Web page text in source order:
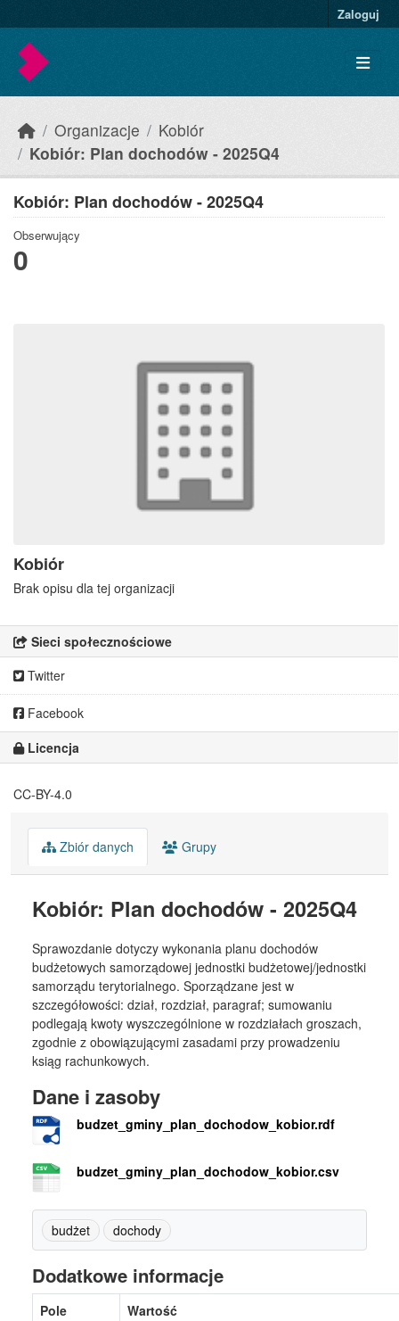
Zaloguj
Organizacje
Kobiór
Kobiór: Plan dochodów - 2025Q4
Kobiór: Plan dochodów - 2025Q4
Obserwujący
0
Kobiór
Brak opisu dla tej organizacji
Sieci społecznościowe
Twitter
Facebook
Licencja
CC-BY-4.0
Zbiór danych Grupy
Kobiór: Plan dochodów - 2025Q4
Sprawozdanie dotyczy wykonania planu dochodów
budżetowych samorządowej jednostki budżetowej/jednostki
samorządu terytorialnego. Sporządzane jest w
szczegółowości: dział, rozdział, paragraf; sumowaniu
podlegają kwoty wyszczególnione w rozdziałach groszach,
zgodnie z obowiązującymi zasadami przy prowadzeniu
ksiąg rachunkowych.
Dane i zasoby
budzet_gminy_plan_dochodow_kobior.rdf
budzet_gminy_plan_dochodow_kobior.csv
budżet dochody
Dodatkowe informacje
Pole
Wartość